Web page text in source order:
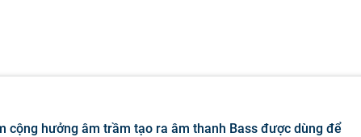
cộng hưởng âm trầm tạo ra âm thanh Bass được dùng để